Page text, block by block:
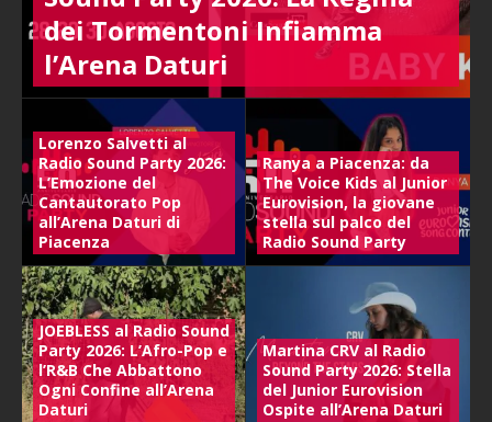
dei Tormentoni Infiamma
l’Arena Daturi
Lorenzo Salvetti al
Radio Sound Party 2026:
L’Emozione del
Cantautorato Pop
all’Arena Daturi di
Piacenza
Ranya a Piacenza: da
The Voice Kids al Junior
Eurovision, la giovane
stella sul palco del
Radio Sound Party
JOEBLESS al Radio Sound
Party 2026: L’Afro-Pop e
l’R&B Che Abbattono
Ogni Confine all’Arena
Daturi
Martina CRV al Radio
Sound Party 2026: Stella
del Junior Eurovision
Ospite all’Arena Daturi